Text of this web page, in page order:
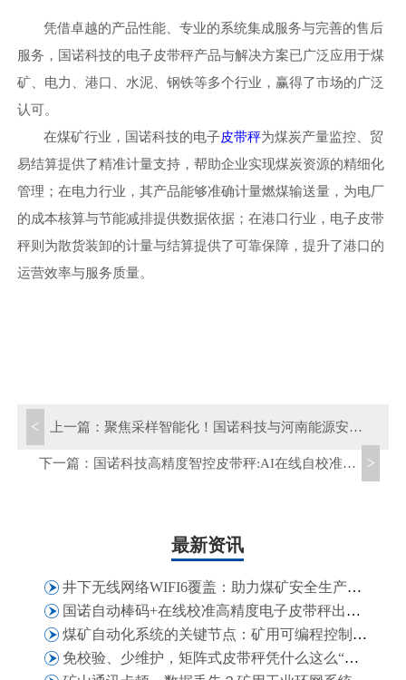
凭借卓越的产品性能、专业的系统集成服务与完善的售后
服务，国诺科技的电子皮带秤产品与解决方案已广泛应用于煤
矿、电力、港口、水泥、钢铁等多个行业，赢得了市场的广泛
认可。
在煤矿行业，国诺科技的电子皮带秤为煤炭产量监控、贸
易结算提供了精准计量支持，帮助企业实现煤炭资源的精细化
管理；在电力行业，其产品能够准确计量燃煤输送量，为电厂
的成本核算与节能减排提供数据依据；在港口行业，电子皮带
秤则为散货装卸的计量与结算提供了可靠保障，提升了港口的
运营效率与服务质量。
< 上一篇： 聚焦采样智能化！国诺科技与河南能源安化集团深入交流自动采样设备
下一篇： 国诺科技高精度智控皮带秤:AI在线自校准+液压神经纠偏，长期免维护运行 >
最新资讯
井下无线网络WIFI6覆盖：助力煤矿安全生产、高效运营与智能化管理
国诺自动棒码+在线校准高精度电子皮带秤出口津巴布韦，获客户二次复购认可
煤矿自动化系统的关键节点：矿用可编程控制箱在矿井自动化场景中的适配能力
免校验、少维护，矩阵式皮带秤凭什么这么“省心”？